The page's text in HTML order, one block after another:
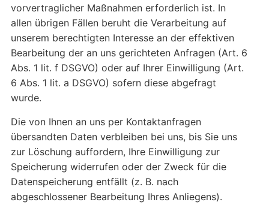
vorvertraglicher Maßnahmen erforderlich ist. In
allen übrigen Fällen beruht die Verarbeitung auf
unserem berechtigten Interesse an der effektiven
Bearbeitung der an uns gerichteten Anfragen (Art. 6
Abs. 1 lit. f DSGVO) oder auf Ihrer Einwilligung (Art.
6 Abs. 1 lit. a DSGVO) sofern diese abgefragt
wurde.
Die von Ihnen an uns per Kontaktanfragen
übersandten Daten verbleiben bei uns, bis Sie uns
zur Löschung auffordern, Ihre Einwilligung zur
Speicherung widerrufen oder der Zweck für die
Datenspeicherung entfällt (z. B. nach
abgeschlossener Bearbeitung Ihres Anliegens).